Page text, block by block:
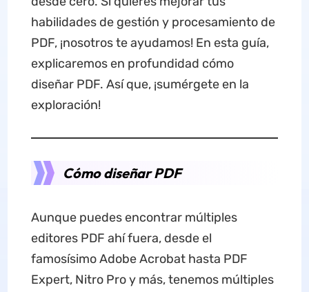
habilidades de gestión y procesamiento de
PDF, ¡nosotros te ayudamos! En esta guía,
explicaremos en profundidad cómo
diseñar PDF. Así que, ¡sumérgete en la
exploración!
Cómo diseñar PDF
Aunque puedes encontrar múltiples
editores PDF ahí fuera, desde el
famosísimo Adobe Acrobat hasta PDF
Expert, Nitro Pro y más, tenemos múltiples